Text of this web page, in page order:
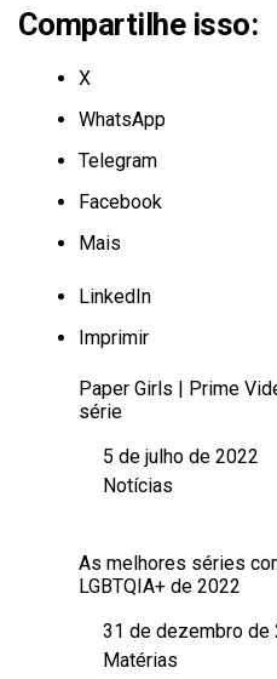
Compartilhe isso:
X
WhatsApp
Telegram
Facebook
Mais
LinkedIn
Imprimir
Paper Girls | Prime
série
Data5 de julho de 2022
Em relação a
Notícias
As melhores séries
LGBTQIA+ de 2022
Data
31 de dezembro de
Em relação a
Matérias